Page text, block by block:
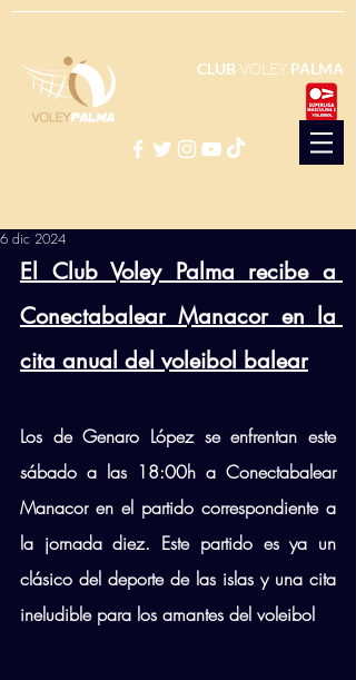
CLUBVOLEY PALMA
6 dic 2024
El Club Voley Palma recibe a
Conectabalear Manacor en la
cita anual del voleibol balear
Los de Genaro López se enfrentan este
sábado a las 18:00h a Conectabalear
Manacor en el partido correspondiente a
la jornada diez. Este partido es ya un
clásico del deporte de las islas y una cita
ineludible para los amantes del voleibol